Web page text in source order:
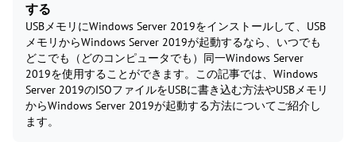
する
USBメモリにWindows Server 2019をインストールして、USB
メモリからWindows Server 2019が起動するなら、いつでも
どこでも（どのコンピュータでも）同一Windows Server
2019を使用することができます。この記事では、Windows
Server 2019のISOファイルをUSBに書き込む方法やUSBメモリ
からWindows Server 2019が起動する方法についてご紹介し
ます。